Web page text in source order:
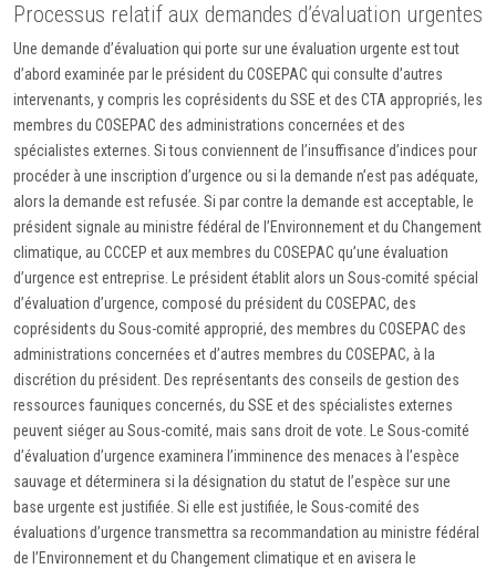
Processus relatif aux demandes d’évaluation urgentes
Une demande d’évaluation qui porte sur une évaluation urgente est tout
d’abord examinée par le président du COSEPAC qui consulte d’autres
intervenants, y compris les coprésidents du SSE et des CTA appropriés, les
membres du COSEPAC des administrations concernées et des
spécialistes externes. Si tous conviennent de l’insuffisance d’indices pour
procéder à une inscription d’urgence ou si la demande n’est pas adéquate,
alors la demande est refusée. Si par contre la demande est acceptable, le
président signale au ministre fédéral de l’Environnement et du Changement
climatique, au CCCEP et aux membres du COSEPAC qu’une évaluation
d’urgence est entreprise. Le président établit alors un Sous-comité spécial
d’évaluation d’urgence, composé du président du COSEPAC, des
coprésidents du Sous-comité approprié, des membres du COSEPAC des
administrations concernées et d’autres membres du COSEPAC, à la
discrétion du président. Des représentants des conseils de gestion des
ressources fauniques concernés, du SSE et des spécialistes externes
peuvent siéger au Sous-comité, mais sans droit de vote. Le Sous-comité
d’évaluation d’urgence examinera l’imminence des menaces à l’espèce
sauvage et déterminera si la désignation du statut de l’espèce sur une
base urgente est justifiée. Si elle est justifiée, le Sous-comité des
évaluations d’urgence transmettra sa recommandation au ministre fédéral
de l’Environnement et du Changement climatique et en avisera le